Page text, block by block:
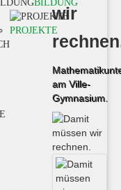
wir
am Ville-
Gymnasium.
BILDUNG
PROJEKTE